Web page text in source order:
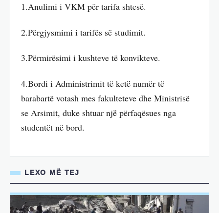
1.Anulimi i VKM për tarifa shtesë.
2.Përgjysmimi i tarifës së studimit.
3.Përmirësimi i kushteve të konvikteve.
4.Bordi i Administrimit të ketë̈ numër të
barabartë votash mes fakulteteve dhe Ministrisë
se Arsimit, duke shtuar një̈ përfaqësues nga
studentët në bord.
LEXO MË TEJ